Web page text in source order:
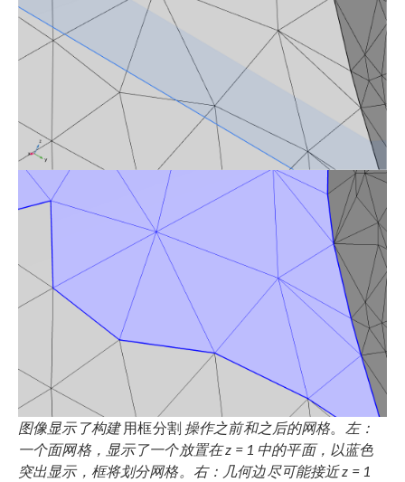
图像显示了构建用框分割 操作之前和之后的网格。 左：
一个面网格，显示了一个放置在z = 1 中的平面，以蓝色
突出显示，框将划分网格。右：几何边尽可能接近z = 1